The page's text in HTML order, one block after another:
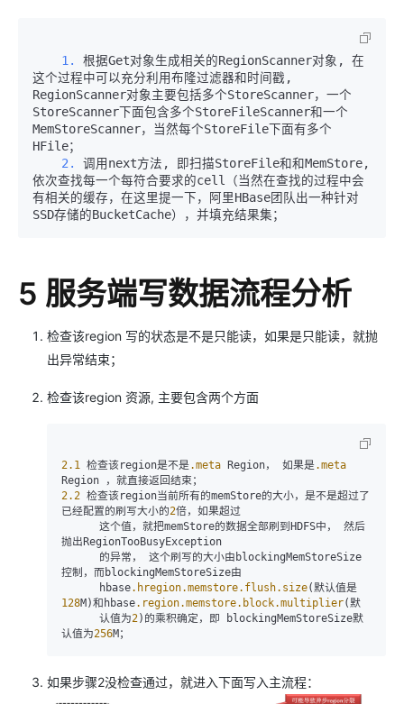
    1.
根据Get对象生成相关的RegionScanner对象, 在
这个过程中可以充分利用布隆过滤器和时间戳,
RegionScanner对象主要包括多个StoreScanner，一个
StoreScanner下面包含多个StoreFileScanner和一个
MemStoreScanner，当然每个StoreFile下面有多个
    2.
调用next方法, 即扫描StoreFile和和MemStore,
依次查找每一个每符合要求的cell（当然在查找的过程中会
有相关的缓存，在这里提一下，阿里HBase团队出一种针对
5 服务端写数据流程分析
检查该region 写的状态是不是只能读，如果是只能读，就抛
出异常结束；
检查该region 资源, 主要包含两个方面
2.1 检查该region是不是.meta Region， 如果是.meta
2.2 检查该region当前所有的memStore的大小，是不是超过了
已经配置的刷写大小的2倍，如果超过
抛出RegionTooBusyException
控制，而blockingMemStoreSize由
      hbase
.hregion.memstore.flush.size(默认值是
128M)和hbase.region.memstore.block.multiplier(默
      认值为
2)的乘积确定，即 blockingMemStoreSize默
认值为256M；
如果步骤2没检查通过，就进入下面写入主流程：